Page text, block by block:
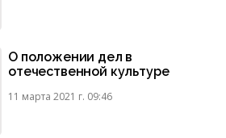
О положении дел в
отечественной культуре
11 марта 2021 г. 09:46